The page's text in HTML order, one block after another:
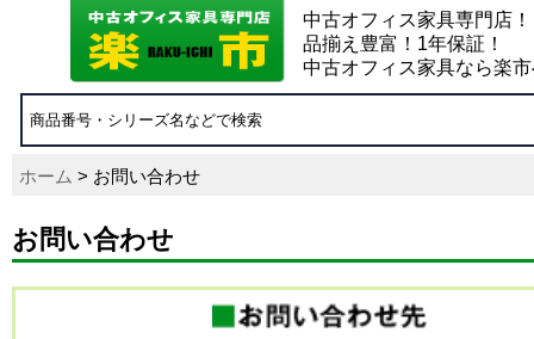
中古オフィス家具専門店！
品揃え豊富！1年保証！
中古オフィス家具なら楽
ホーム > お問い合わせ
お問い合わせ